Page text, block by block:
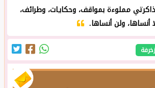
مملوءة بمواقف، وحكايات، وطرائف،
ولن أنساها.
زخرفة